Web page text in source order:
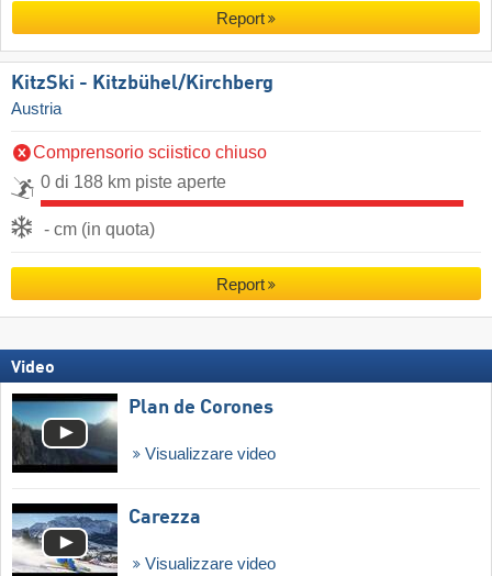
Report
KitzSki - Kitzbühel/​Kirchberg
Austria
Comprensorio sciistico chiuso
0 di 188 km piste aperte
- cm (in quota)
Report
Video
Plan de Corones
Visualizzare video
Carezza
Visualizzare video